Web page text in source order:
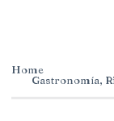
Home
Gastronomía,